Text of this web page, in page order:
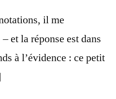
il me
et la réponse est dans
à l’évidence : ce petit